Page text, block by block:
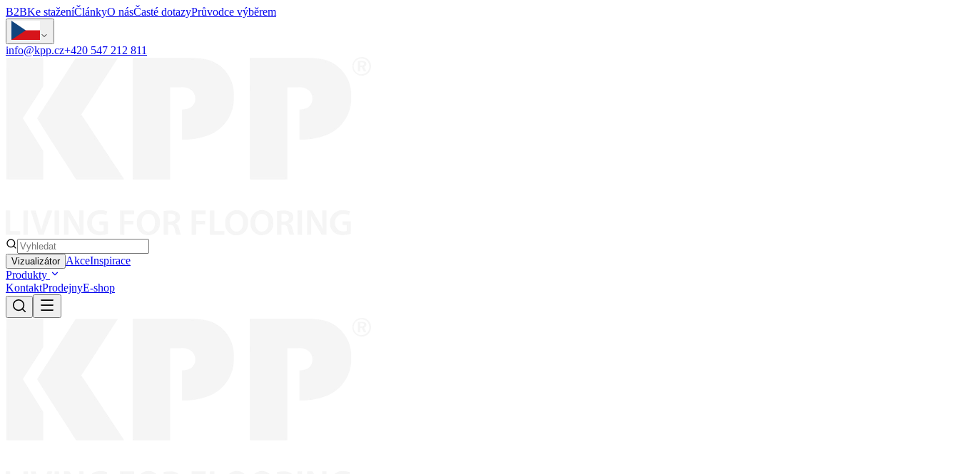
B2BKe staženíČlánkyO násČasté dotazyPrůvodce výběrem
info@kpp.cz+420 547 212 811
Vizualizátor AkceInspirace
Produkty
KontaktProdejnyE-shop